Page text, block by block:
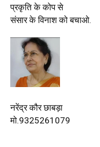
प्रकृति के कोप से
संसार के विनाश को बचाओ.
नरेंद्र कौर छाबड़ा
मो.9325261079